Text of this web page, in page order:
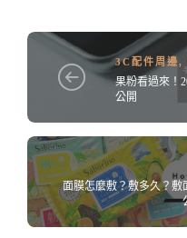
3C配件周邊,
果粉看過來！
公開
面膜怎麼敷？敷多久？敷